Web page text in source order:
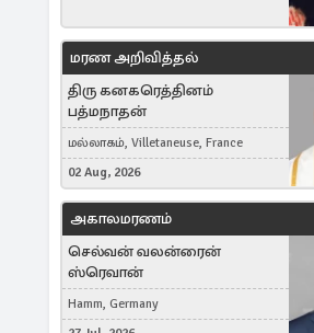
மரண அறிவித்தல்
திரு கனகரெத்தினம்
பத்மநாதன்
மல்லாகம், Villetaneuse, France
02 Aug, 2026
அகாலமரணம்
செல்வன் வலன்ரைன்
ஸ்ரெவான்
Hamm, Germany